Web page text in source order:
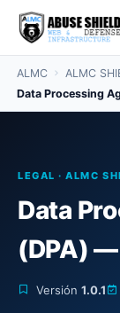
ALMC
ALMC
Data Processing
LEGAL · ALMC
Data
(DPA)
Versión 1.0.1